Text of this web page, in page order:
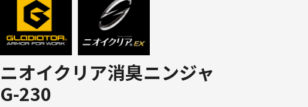
ニオイクリア消臭ニンジャ
G-230